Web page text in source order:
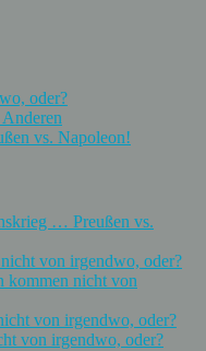
oder?
vs. Napoleon!
… Preußen vs.
von irgendwo, oder?
kommen nicht von
von irgendwo, oder?
von irgendwo, oder?